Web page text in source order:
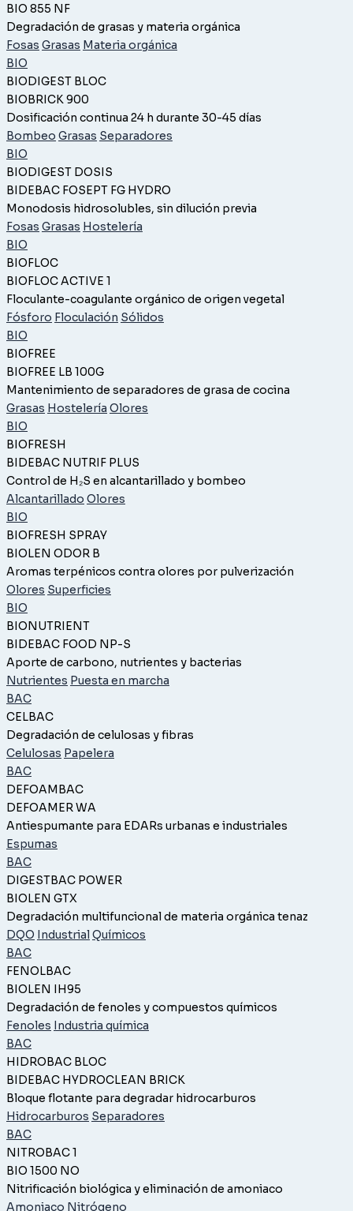
BIO 855 NF
Degradación de grasas y materia orgánica
Fosas Grasas Materia orgánica
BIO
BIODIGEST BLOC
BIOBRICK 900
Dosificación continua 24 h durante 30-45 días
Bombeo Grasas Separadores
BIO
BIODIGEST DOSIS
BIDEBAC FOSEPT FG HYDRO
Monodosis hidrosolubles, sin dilución previa
Fosas Grasas Hostelería
BIO
BIOFLOC
BIOFLOC ACTIVE 1
Floculante-coagulante orgánico de origen vegetal
Fósforo Floculación Sólidos
BIO
BIOFREE
BIOFREE LB 100G
Mantenimiento de separadores de grasa de cocina
Grasas Hostelería Olores
BIO
BIOFRESH
BIDEBAC NUTRIF PLUS
Control de H₂S en alcantarillado y bombeo
Alcantarillado Olores
BIO
BIOFRESH SPRAY
BIOLEN ODOR B
Aromas terpénicos contra olores por pulverización
Olores Superficies
BIO
BIONUTRIENT
BIDEBAC FOOD NP-S
Aporte de carbono, nutrientes y bacterias
Nutrientes Puesta en marcha
BAC
CELBAC
Degradación de celulosas y fibras
Celulosas Papelera
BAC
DEFOAMBAC
DEFOAMER WA
Antiespumante para EDARs urbanas e industriales
Espumas
BAC
DIGESTBAC POWER
BIOLEN GTX
Degradación multifuncional de materia orgánica tenaz
DQO IndustrialQuímicos
BAC
FENOLBAC
BIOLEN IH95
Degradación de fenoles y compuestos químicos
Fenoles Industria química
BAC
HIDROBAC BLOC
BIDEBAC HYDROCLEAN BRICK
Bloque flotante para degradar hidrocarburos
Hidrocarburos Separadores
BAC
NITROBAC 1
BIO 1500 NO
Nitrificación biológica y eliminación de amoniaco
Amoniaco Nitrógeno